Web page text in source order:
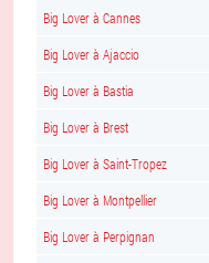
Big Lover à Cannes
Big Lover à Ajaccio
Big Lover à Bastia
Big Lover à Brest
Big Lover à Saint-Tropez
Big Lover à Montpellier
Big Lover à Perpignan